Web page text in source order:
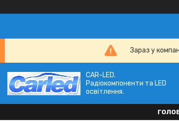
Зараз у
CAR-LED.
Радіокомпоненти та LED
освітлення.